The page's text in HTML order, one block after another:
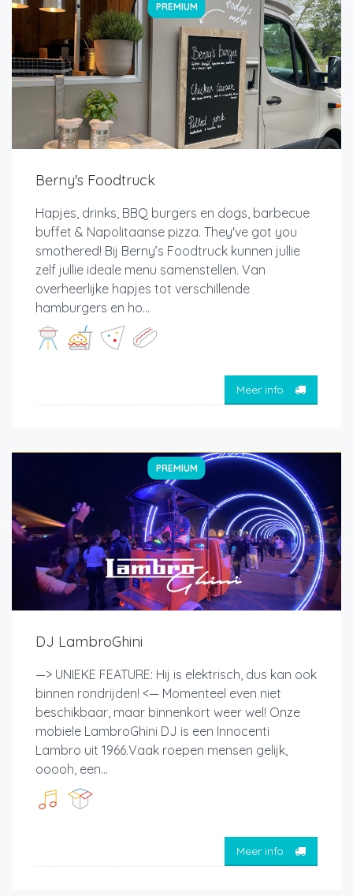
PREMIUM
Berny's Foodtruck
Hapjes, drinks, BBQ burgers en dogs, barbecue
buffet & Napolitaanse pizza. They've got you
smothered! Bij Berny’s Foodtruck kunnen jullie
zelf jullie ideale menu samenstellen. Van
overheerlijke hapjes tot verschillende
hamburgers en ho...
Meer info
PREMIUM
DJ LambroGhini
—> UNIEKE FEATURE: Hij is elektrisch, dus kan ook
binnen rondrijden! <— Momenteel even niet
beschikbaar, maar binnenkort weer wel! Onze
mobiele LambroGhini DJ is een Innocenti
Lambro uit 1966.Vaak roepen mensen gelijk,
ooooh, een...
Meer info